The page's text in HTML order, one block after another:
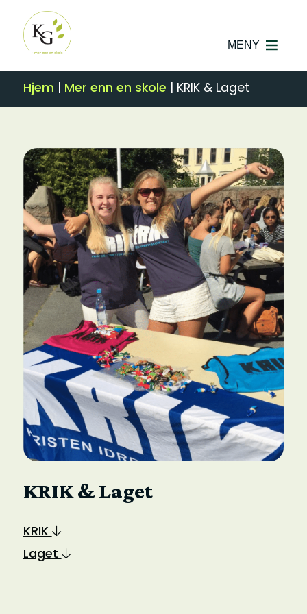
MENY
Hjem | Mer enn en skole | KRIK & Laget
KRIK & Laget
KRIK
Laget